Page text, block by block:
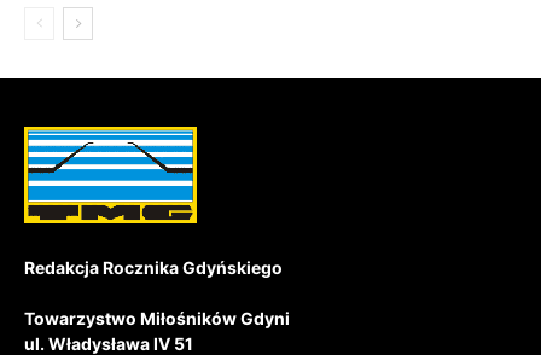
Redakcja Rocznika Gdyńskiego
Towarzystwo Miłośników Gdyni
ul. Władysława IV 51